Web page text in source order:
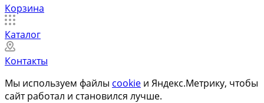
Корзина
Каталог
Контакты
Мы используем файлы cookie и Яндекс.Метрику, чтобы
сайт работал и становился лучше.